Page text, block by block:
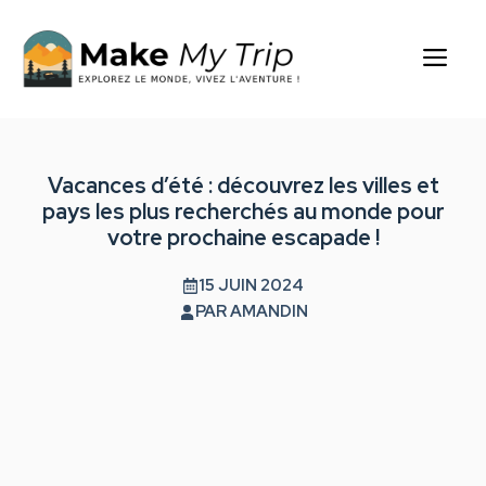
contenu
Vacances d’été : découvrez les villes et
pays les plus recherchés au monde pour
votre prochaine escapade !
15 JUIN 2024
PARAMANDIN